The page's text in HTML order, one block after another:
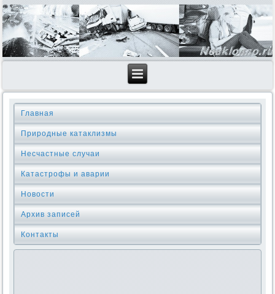
Главная
Природные катаклизмы
Несчастные случаи
Катастрофы и аварии
Новости
Архив записей
Контакты